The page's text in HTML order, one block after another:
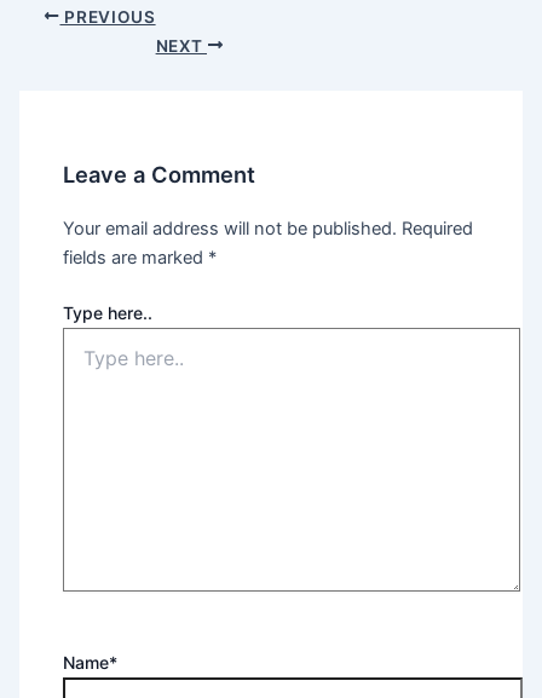
PREVIOUS
NEXT
Leave a Comment
Your email address will not be published. Required
fields are marked *
Type here..
Name*